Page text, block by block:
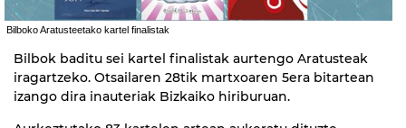
Bilboko Aratusteetako kartel finalistak
Bilbok baditu sei kartel finalistak aurtengo Aratusteak
iragartzeko. Otsailaren 28tik martxoaren 5era bitartean
izango dira inauteriak Bizkaiko hiriburuan.